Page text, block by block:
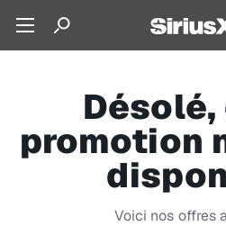
promotion
Voici nos offres